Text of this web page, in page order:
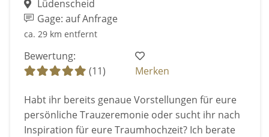
Lüdenscheid
Gage: auf Anfrage
ca. 29 km entfernt
Bewertung:
(11)
Merken
Habt ihr bereits genaue Vorstellungen für eure
persönliche Trauzeremonie oder sucht ihr nach
Inspiration für eure Traumhochzeit? Ich berate